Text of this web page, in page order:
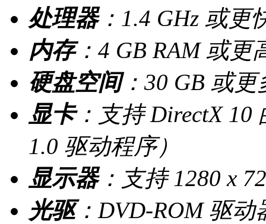
处理器：1.4 GHz 或更
内存：4 GB RAM 或更
硬盘空间：30 GB 或
显卡：支持 DirectX 10
1.0 驱动程序）
显示器：支持 1280 x
光驱：DVD-ROM 驱